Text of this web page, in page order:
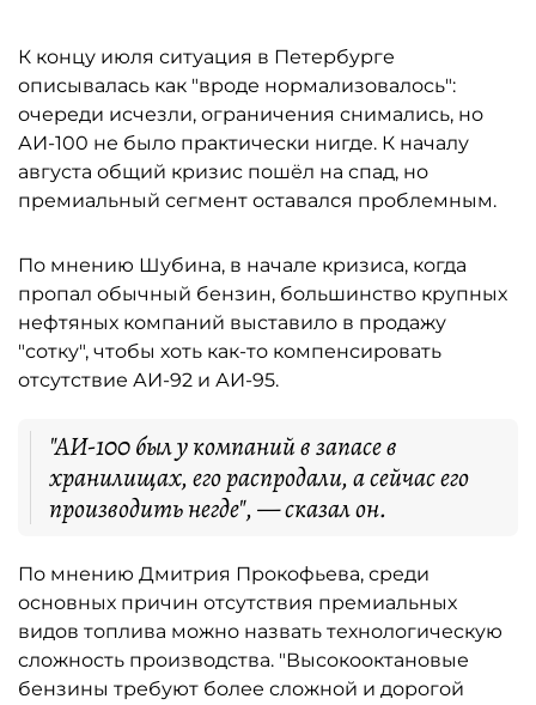
К концу июля ситуация в Петербурге
описывалась как "вроде нормализовалось":
очереди исчезли, ограничения снимались, но
АИ-100 не было практически нигде. К началу
августа общий кризис пошёл на спад, но
премиальный сегмент оставался проблемным.
По мнению Шубина, в начале кризиса, когда
пропал обычный бензин, большинство крупных
нефтяных компаний выставило в продажу
"сотку", чтобы хоть как-то компенсировать
отсутствие АИ-92 и АИ-95.
"АИ-100 был у компаний в запасе в
хранилищах, его распродали, а сейчас его
производить негде", — сказал он.
По мнению Дмитрия Прокофьева, среди
основных причин отсутствия премиальных
видов топлива можно назвать технологическую
сложность производства. "Высокооктановые
бензины требуют более сложной и дорогой